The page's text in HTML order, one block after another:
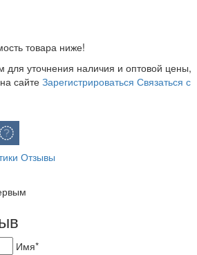
товара ниже!
уточнения наличия и оптовой цены,
сайте Зарегистрироваться Связаться с
Отзывы
Имя*